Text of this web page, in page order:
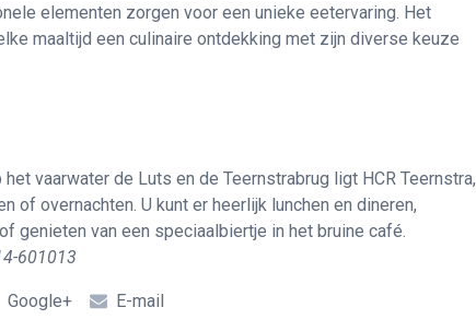
elementen zorgen voor een unieke eetervaring. Het
maaltijd een culinaire ontdekking met zijn diverse keuze
vaarwater de Luts en de Teernstrabrug ligt HCR Teernstra,
of overnachten. U kunt er heerlijk lunchen en dineren,
genieten van een speciaalbiertje in het bruine café.
601013
Google+ E-mail